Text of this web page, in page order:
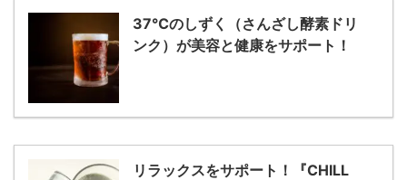
37℃のしずく（さんざし酵素ドリ
ンク）が美容と健康をサポート！
リラックスをサポート！『CHILL